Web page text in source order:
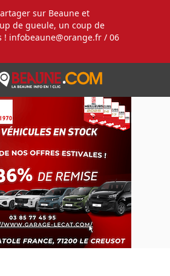
sur Beaune et
de gueule, un coup de
! infobeaune@orange.fr / 06